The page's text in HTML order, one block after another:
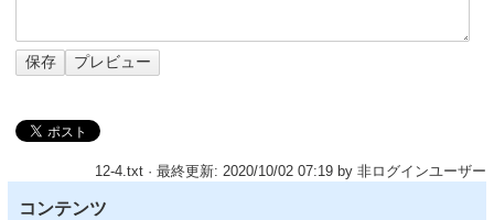
12-4.txt· 最終更新: 2020/10/02 07:19 by 非ログインユーザー
コンテンツ